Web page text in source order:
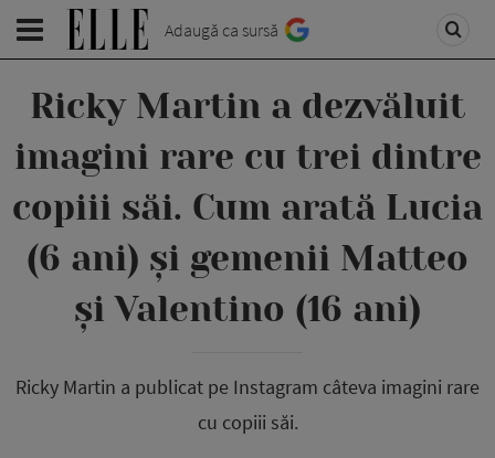
Adaugă ca sursă
Ricky Martin a dezvăluit
imagini rare cu trei dintre
copiii săi. Cum arată Lucia
(6 ani) și gemenii Matteo
și Valentino (16 ani)
Ricky Martin a publicat pe Instagram câteva imagini rare
cu copiii săi.